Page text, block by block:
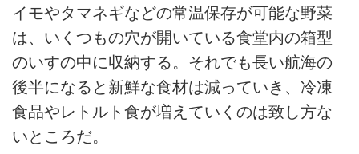
イモやタマネギなどの常温保存が可能な野菜
は、いくつもの穴が開いている食堂内の箱型
のいすの中に収納する。それでも長い航海の
後半になると新鮮な食材は減っていき、冷凍
食品やレトルト食が増えていくのは致し方な
いところだ。